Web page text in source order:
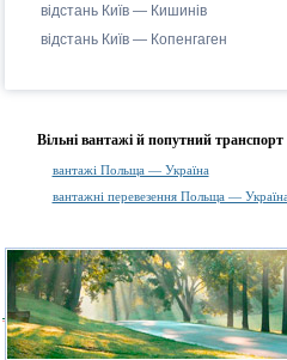
відстань Київ — Кишинів
відстань Київ — Копенгаген
Вільні вантажі й попутний транспорт
вантажі Польща — Україна
вантажні перевезення Польща —